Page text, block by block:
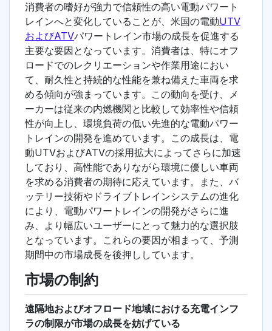
消費者の嗜好が強力で信頼性の高い電動パワート
レインへと変化していることが、米国の電動UTV
およびATVパワートレイン市場の成長を促進する
主要な要因となっています。消費者は、特にオフ
ロードでのレクリエーションや作業用途におい
て、耐久性と持続的な性能を兼ね備えた車両を求
める傾向が強まっています。この動向を受け、メ
ーカーは従来の内燃機関と比較して効率性や信頼
性が向上し、環境負荷の低い先進的な電動パワー
トレインの開発を進めています。この成長は、電
動UTVおよびATVの採用拡大によってさらに加速
しており、高性能でありながら環境に優しい車両
を求める消費者の期待に応えています。また、バ
ッテリー技術やドライブトレインシステムの進化
により、電動パワートレインの開発がさらに進
み、より幅広いユーザーにとって魅力的な選択肢
となっています。これらの要因が相まって、予測
期間中の市場成長を後押ししています。
市場の制約
遠隔地およびオフロード地域における充電インフ
ラの制限が市場の成長を妨げている